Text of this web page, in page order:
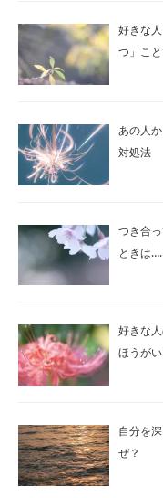
好きな
つ」こ
あの人
対処法
つき合
ときは
好きな
ほうが
自分を
ぜ？